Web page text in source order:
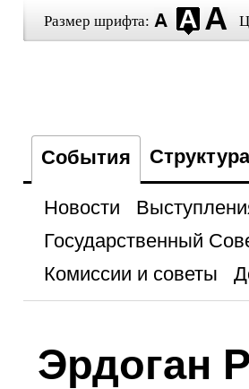
Размер шрифта:
События Структура
Новости
Государственный
Комиссии и советы
Эрдоган